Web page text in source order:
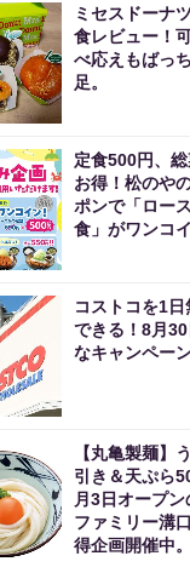
ミセスドーナ
食レビュー！
べ応えもばっ
足。
定食500円、
お得！松のや
ポンで「ロー
食」がワンコイ
コストコを1
できる！8月
なキャンペー
【丸亀製麺】
引き＆天ぷら
月3日オープン
ファミリー溝
得企画開催中。